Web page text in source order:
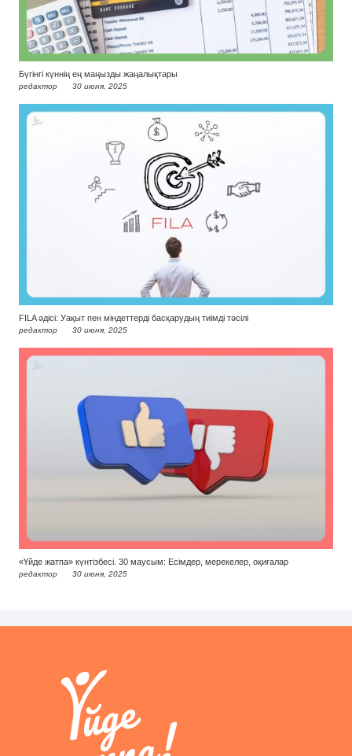
Бүгінгі күннің ең маңызды жаңалықтары
редактор 30 июня, 2025
FILA әдісі: Уақыт пен міндеттерді басқарудың тиімді тәсілі
редактор 30 июня, 2025
«Үйде жатпа» күнтізбесі. 30 маусым: Есімдер, мерекелер, оқиғалар
редактор 30 июня, 2025